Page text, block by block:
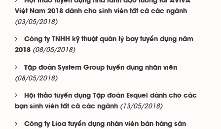
Việt Nam 2018 dành cho sinh viên tất cả các ngành
(03/05/2018)
Công ty TNHH kỹ thuật quản lý bay tuyển dụng năm
2018 (08/05/2018)
Tập đoàn System Group tuyển dụng nhân viên
(08/05/2018)
Hội thảo tuyển dụng Tập đoàn Esquel dành cho các
bạn sinh viên tất cả các ngành (13/05/2018)
Công ty Lioa tuyển dụng nhân viên bán hàng sản